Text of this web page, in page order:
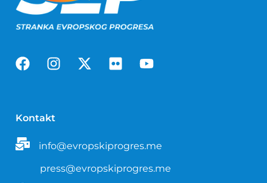
Kontakt
info@evropskiprogres.me
press@evropskiprogres.me